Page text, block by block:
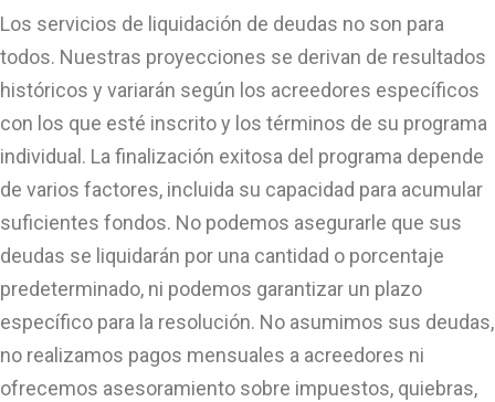
Los servicios de liquidación de deudas no son para
todos. Nuestras proyecciones se derivan de resultados
históricos y variarán según los acreedores específicos
con los que esté inscrito y los términos de su programa
individual. La finalización exitosa del programa depende
de varios factores, incluida su capacidad para acumular
suficientes fondos. No podemos asegurarle que sus
deudas se liquidarán por una cantidad o porcentaje
predeterminado, ni podemos garantizar un plazo
específico para la resolución. No asumimos sus deudas,
no realizamos pagos mensuales a acreedores ni
ofrecemos asesoramiento sobre impuestos, quiebras,